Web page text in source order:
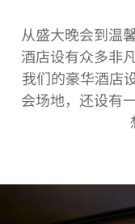
从盛大晚会到温
酒店设有众多非
我们的豪华酒店
会场地，还设有